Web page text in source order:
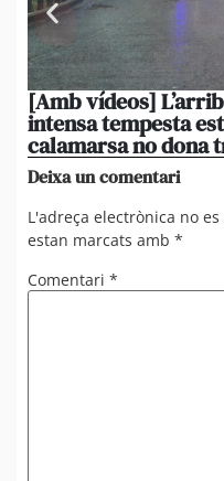
[Amb vídeos]
intensa tempesta
calamarsa no dona
Deixa un comentari
L'adreça electrònica no
estan marcats amb *
Comentari *